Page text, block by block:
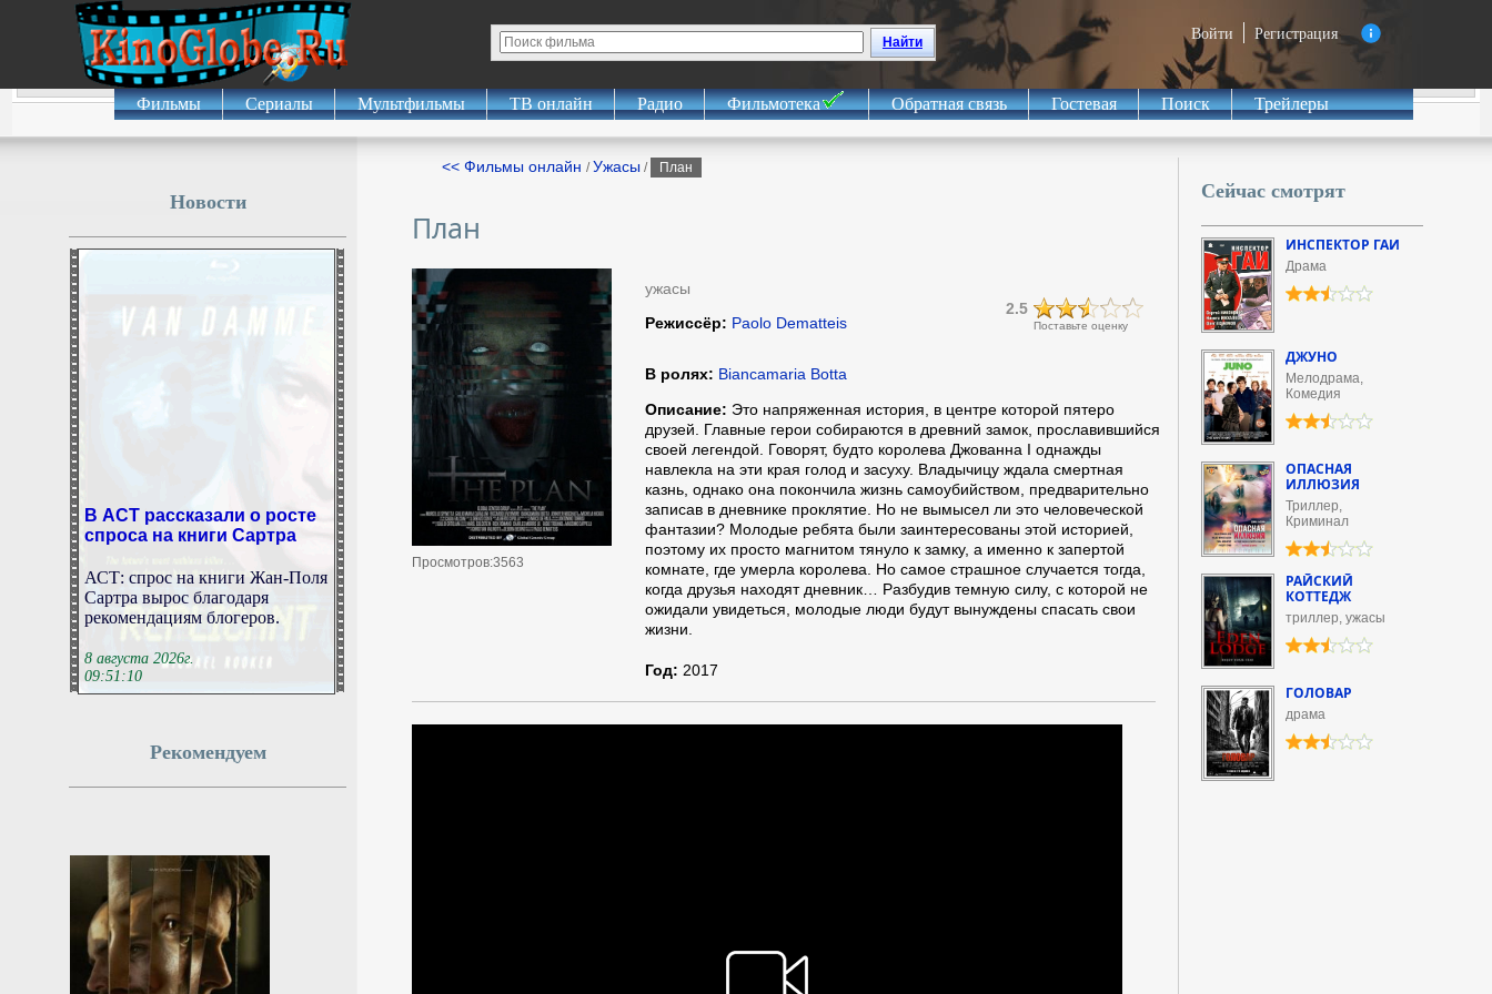
Войти Регистрация
Найти
Фильмы Сериалы Мультфильмы ТВ онлайн Радио Фильмотека Обратная связь Гостевая Поиск Трейлеры
<< Фильмы онлайн /Ужасы / План
План
Просмотров:3563
ужасы
Поставьте оценку
2.5
Режиссёр: Paolo Dematteis
В ролях: Biancamaria Botta
Описание: Это напряженная история, в центре которой пятеро
друзей. Главные герои собираются в древний замок, прославившийся
своей легендой. Говорят, будто королева Джованна I однажды
навлекла на эти края голод и засуху. Владычицу ждала смертная
казнь, однако она покончила жизнь самоубийством, предварительно
записав в дневнике проклятие. Но не вымысел ли это человеческой
фантазии? Молодые ребята были заинтересованы этой историей,
поэтому их просто магнитом тянуло к замку, а именно к запертой
комнате, где умерла королева. Но самое страшное случается тогда,
когда друзья находят дневник… Разбудив темную силу, с которой не
ожидали увидеться, молодые люди будут вынуждены спасать свои
жизни.
Год: 2017
Новости
В АСТ рассказали о росте
спроса на книги Сартра
Сартра вырос благодаря
рекомендациям блогеров.
09:51:10
пресечь доходы РФ со
решение американского сената
одобрить законопроект о
введении ограничительных мер
в отношении России. Она
также выступила с призывом
лишить Москву
соответствующих доходов.
Рекомендуем
Сейчас смотрят
ИНСПЕКТОР ГАИ
Драма
ДЖУНО
Мелодрама,
Комедия
ОПАСНАЯ
ИЛЛЮЗИЯ
Триллер,
Криминал
РАЙСКИЙ
КОТТЕДЖ
триллер, ужасы
ГОЛОВАР
драма